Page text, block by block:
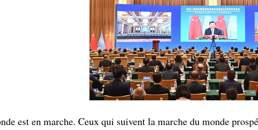
est en marche. Ceux qui suivent la marche du monde